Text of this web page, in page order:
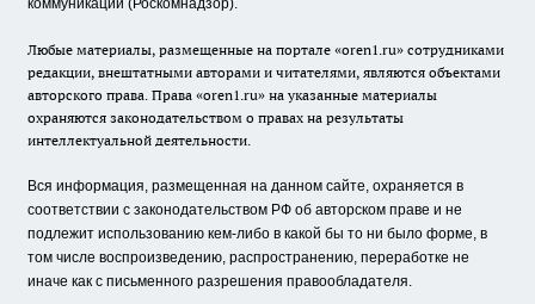
коммуникаций (Роскомнадзор).
Любые материалы, размещенные на портале «oren1.ru» сотрудниками
редакции, внештатными авторами и читателями, являются объектами
авторского права. Права «oren1.ru» на указанные материалы
охраняются законодательством о правах на результаты
интеллектуальной деятельности.
Вся информация, размещенная на данном сайте, охраняется в
соответствии с законодательством РФ об авторском праве и не
подлежит использованию кем-либо в какой бы то ни было форме, в
том числе воспроизведению, распространению, переработке не
иначе как с письменного разрешения правообладателя.